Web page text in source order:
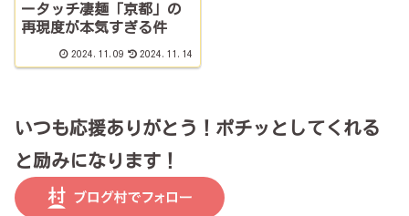
ータッチ凄麺「京都」の
再現度が本気すぎる件
2024.11.09 2024.11.14
いつも応援ありがとう！ポチッとしてくれる
と励みになります！